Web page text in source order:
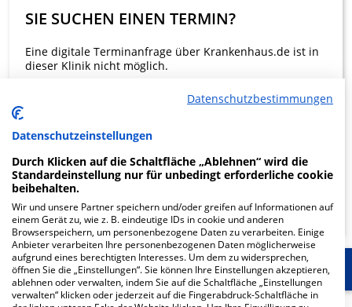
SIE SUCHEN EINEN TERMIN?
Eine digitale Terminanfrage über Krankenhaus.de ist in
dieser Klinik nicht möglich.
KLINIKEN FINDEN
Start Für die Klinik Weitere Fachabteilungen
Datenschutzbestimmungen
Datenschutzeinstellungen
Durch Klicken auf die Schaltfläche „Ablehnen“ wird die
Standardeinstellung nur für unbedingt erforderliche cookie
beibehalten.
Wir und unsere Partner speichern und/oder greifen auf Informationen auf
einem Gerät zu, wie z. B. eindeutige IDs in cookie und anderen
Browserspeichern, um personenbezogene Daten zu verarbeiten. Einige
Anbieter verarbeiten Ihre personenbezogenen Daten möglicherweise
aufgrund eines berechtigten Interesses. Um dem zu widersprechen,
öffnen Sie die „Einstellungen“. Sie können Ihre Einstellungen akzeptieren,
ablehnen oder verwalten, indem Sie auf die Schaltfläche „Einstellungen
verwalten“ klicken oder jederzeit auf die Fingerabdruck-Schaltfläche in